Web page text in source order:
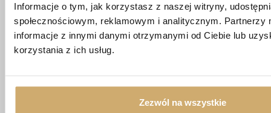
Informacje o tym, jak korzystasz z naszej witryny,
społecznościowym, reklamowym i analitycznym. Partnerzy
informacje z innymi danymi otrzymanymi od Ciebie lub
korzystania z ich usług.
Zezwól na wszystkie
+48 881 737 573
+48 663 689 911
20-819 Lublin